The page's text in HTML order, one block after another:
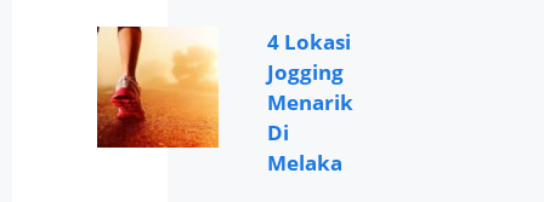
4 Lokasi
Jogging
Menarik
Di
Melaka